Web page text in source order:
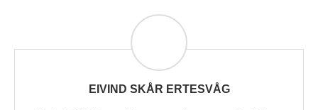
EIVIND SKÅR ERTESVÅG